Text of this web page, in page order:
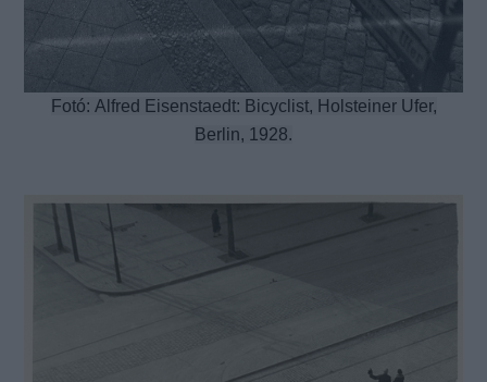
Fotó: Alfred Eisenstaedt: Bicyclist, Holsteiner Ufer,
Berlin, 1928.